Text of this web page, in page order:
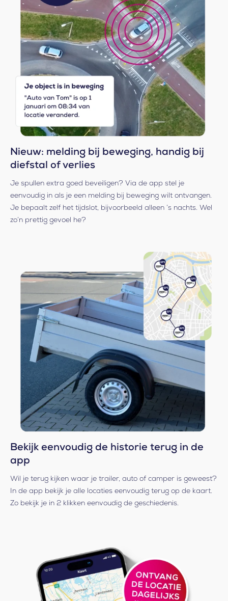
Nieuw: melding bij beweging, handig bij
diefstal of verlies
Je spullen extra goed beveiligen? Via de app stel je
eenvoudig in als je een melding bij beweging wilt ontvangen.
Je bepaalt zelf het tijdslot, bijvoorbeeld alleen ’s nachts. Wel
zo’n prettig gevoel he?
Bekijk eenvoudig de historie terug in de
app
Wil je terug kijken waar je trailer, auto of camper is geweest?
In de app bekijk je alle locaties eenvoudig terug op de kaart.
Zo bekijk je in 2 klikken eenvoudig de geschiedenis.